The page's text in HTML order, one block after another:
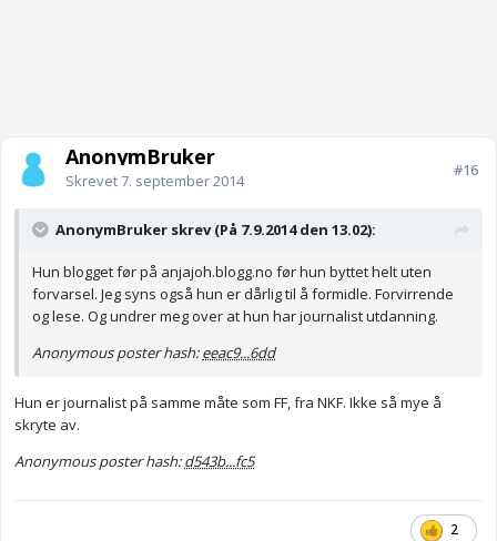
AnonymBruker
Skrevet7. september 2014
#16
AnonymBruker skrev (På 7.9.2014 den 13.02):
Hun blogget før på anjajoh.blogg.no før hun byttet helt uten
forvarsel. Jeg syns også hun er dårlig til å formidle. Forvirrende
og lese. Og undrer meg over at hun har journalist utdanning.
Anonymous poster hash:eeac9...6dd
Hun er journalist på samme måte som FF, fra NKF. Ikke så mye å
skryte av.
Anonymous poster hash:d543b...fc5
2